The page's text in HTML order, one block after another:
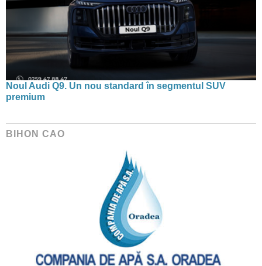
Noul Audi Q9. Un nou standard în segmentul SUV
premium
BIHON CAO